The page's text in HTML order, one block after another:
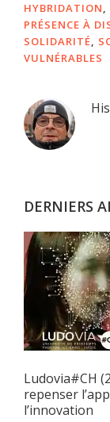
HYBRIDATION,
PRÉSENCE À
SOLIDARITÉ,
VULNÉRABLES
Barre
latérale
DERNIERS
Ludovia#CH
repenser
l’innovation